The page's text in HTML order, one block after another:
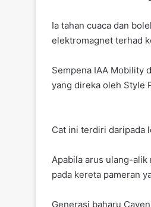
Ia tahan cuaca dan
elektromagnet terhad
Sempena IAA Mobility
yang direka oleh Style
Cat ini terdiri daripada
Apabila arus ulang-alik
pada kereta pameran
Generasi baharu